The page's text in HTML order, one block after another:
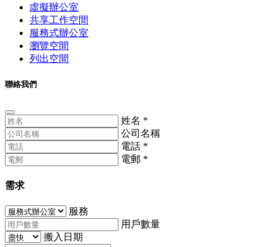
虛擬辦公室
共享工作空間
服務式辦公室
瀏覽空間
列出空間
聯絡我們
姓名 *
公司名稱
電話 *
電郵 *
需求
服務
用戶數量
搬入日期